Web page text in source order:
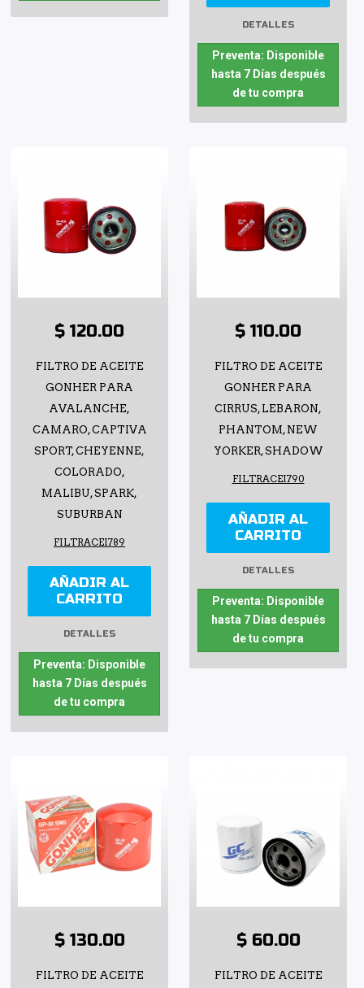
DETALLES
Preventa: Disponible
hasta 7 Días después
de tu compra
$ 120.00
FILTRO DE ACEITE
GONHER PARA
AVALANCHE,
CAMARO, CAPTIVA
SPORT, CHEYENNE,
COLORADO,
MALIBU, SPARK,
SUBURBAN
FILTRACEI789
AÑADIR AL
CARRITO
DETALLES
Preventa: Disponible
hasta 7 Días después
de tu compra
$ 110.00
FILTRO DE ACEITE
GONHER PARA
CIRRUS, LEBARON,
PHANTOM, NEW
YORKER, SHADOW
FILTRACEI790
AÑADIR AL
CARRITO
DETALLES
Preventa: Disponible
hasta 7 Días después
de tu compra
$ 130.00
FILTRO DE ACEITE
$ 60.00
FILTRO DE ACEITE